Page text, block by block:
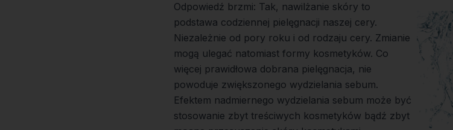
Odpowiedź brzmi: Tak, nawilżanie skóry to
podstawa codziennej pielęgnacji naszej cery.
Niezależnie od pory roku i od rodzaju cery. Zmianie
mogą ulegać natomiast formy kosmetyków. Co
więcej prawidłowa dobrana pielęgnacja, nie
powoduje zwiększonego wydzielania sebum.
Efektem nadmiernego wydzielania sebum może być
stosowanie zbyt treściwych kosmetyków bądź zbyt